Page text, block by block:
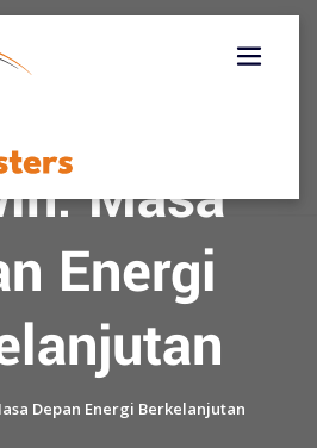
Masa
Energi
Depan Energi Berkelanjutan